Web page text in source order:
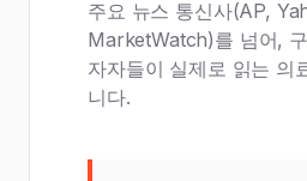
주요 뉴스 통신사(AP,
MarketWatch)를 넘어,
자자들이 실제로 읽는 의
니다.